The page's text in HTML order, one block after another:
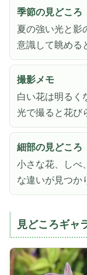
季節の見どころ
夏の強い光と影
意識して眺める
撮影メモ
白い花は明るく
光で撮ると花び
細部の見どころ
小さな花、しべ
な違いが見つか
見どころギャ